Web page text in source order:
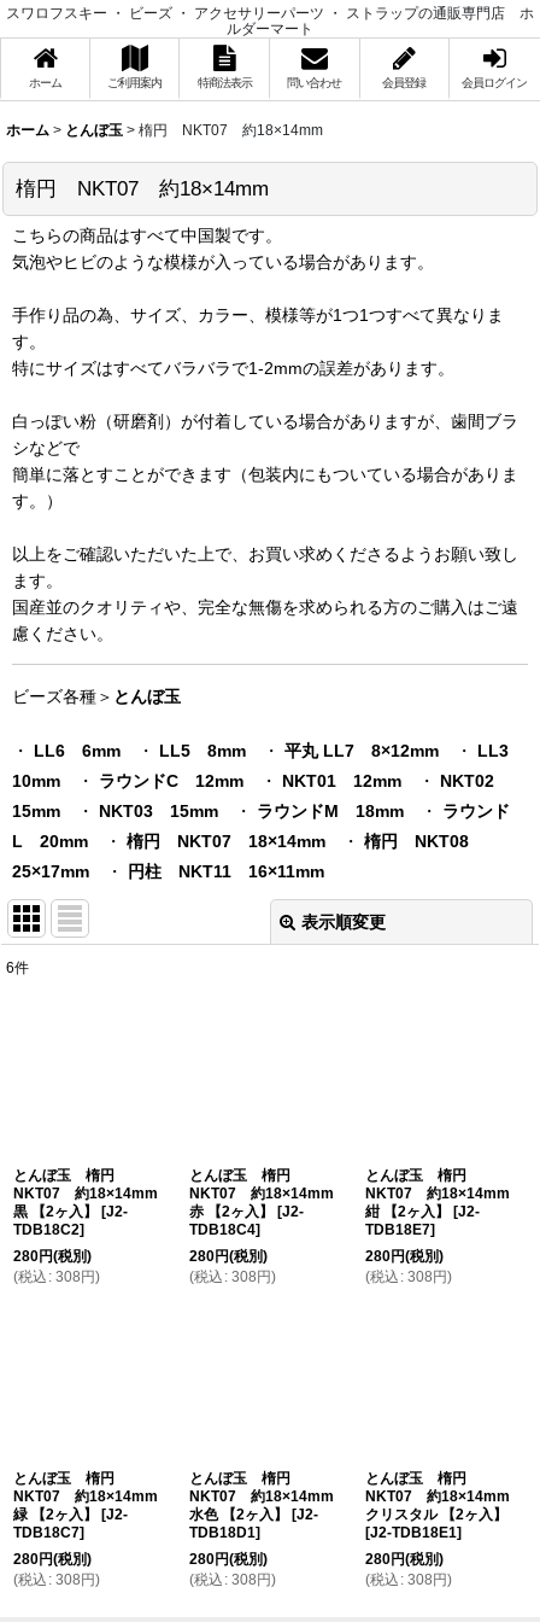
スワロフスキー ・ ビーズ ・ アクセサリーパーツ ・ ストラップの通販専門店 ホ
ルダーマート
ホーム ご利用案内 特商法表示 問い合わせ 会員登録 会員ログイン
ホーム > とんぼ玉 > 楕円 NKT07 約18×14mm
楕円 NKT07 約18×14mm
こちらの商品はすべて中国製です。
気泡やヒビのような模様が入っている場合があります。
手作り品の為、サイズ、カラー、模様等が1つ1つすべて異なりま
す。
特にサイズはすべてバラバラで1-2mmの誤差があります。
白っぽい粉（研磨剤）が付着している場合がありますが、歯間ブラ
シなどで
簡単に落とすことができます（包装内にもついている場合がありま
す。）
以上をご確認いただいた上で、お買い求めくださるようお願い致し
ます。
国産並のクオリティや、完全な無傷を求められる方のご購入はご遠
慮ください。
ビーズ各種＞ とんぼ玉
・ LL6 6mm ・ LL5 8mm ・ 平丸 LL7 8×12mm ・ LL3
10mm ・ ラウンドC 12mm ・ NKT01 12mm ・ NKT02
15mm ・ NKT03 15mm ・ ラウンドM 18mm ・ ラウンド
L 20mm ・ 楕円 NKT07 18×14mm ・ 楕円 NKT08
25×17mm ・ 円柱 NKT11 16×11mm
表示順変更
絞り込む
6件
とんぼ玉 楕円
NKT07 約18×14mm
黒 【2ヶ入】
[J2-
TDB18C2]
280円(税別)
(税込 : 308 円)
とんぼ玉 楕円
NKT07 約18×14mm
赤 【2ヶ入】
[J2-
TDB18C4]
280円(税別)
(税込 : 308 円)
とんぼ玉 楕円
NKT07 約18×14mm
紺 【2ヶ入】
[J2-
TDB18E7]
280円(税別)
(税込 : 308 円)
とんぼ玉 楕円
NKT07 約18×14mm
緑 【2ヶ入】
[J2-
TDB18C7]
280円(税別)
(税込 : 308 円)
とんぼ玉 楕円
NKT07 約18×14mm
水色 【2ヶ入】
[J2-
TDB18D1]
280円(税別)
(税込 : 308 円)
とんぼ玉 楕円
NKT07 約18×14mm
クリスタル 【2ヶ入】
[J2-TDB18E1]
280円(税別)
(税込 : 308 円)